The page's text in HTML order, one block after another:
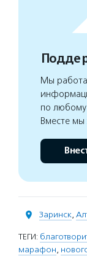
Мы
по любому
Вместе мы
Заринск,
ТЕГИ:
марафон,